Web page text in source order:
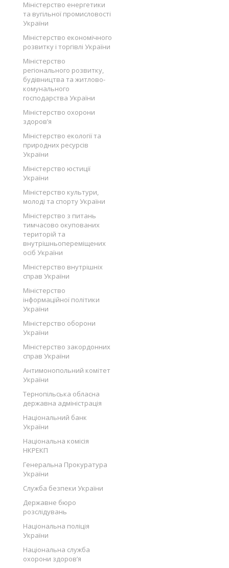
Міністерство енергетики
та вугільної промисловості
України
Міністерство економічного
розвитку і торгівлі України
Міністерство
регіонального розвитку,
будівництва та житлово-
комунального
господарства України
Міністерство охорони
здоров’я
Міністерство екології та
природних ресурсів
України
Міністерство юстиції
України
Міністерство культури,
молоді та спорту України
Міністерство з питань
тимчасово окупованих
територій та
внутрішньопереміщених
осіб України
Міністерство внутрішніх
справ України
Міністерство
інформаційної політики
України
Міністерство оборони
України
Міністерство закордонних
справ України
Антимонопольний комітет
України
Тернопільська обласна
державна адміністрація
Національний банк
України
Національна комісія
НКРЕКП
Генеральна Прокуратура
України
Служба безпеки України
Державне бюро
розслідувань
Національна поліція
України
Національна служба
охорони здоров’я